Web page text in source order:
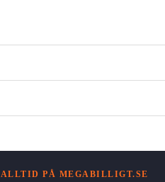
ALLTID PÅ MEGABILLIGT.SE